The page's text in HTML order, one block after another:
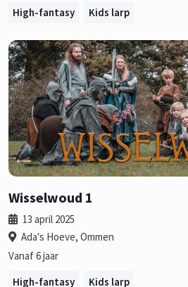
High-fantasy
Kids larp
Wisselwoud 1
13 april 2025
Ada's Hoeve, Ommen
Vanaf 6 jaar
High-fantasy
Kids larp